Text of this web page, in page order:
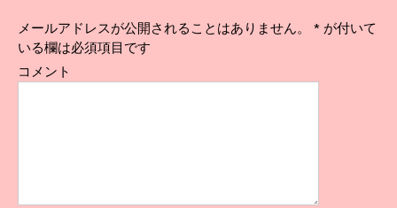
メールアドレスが公開されることはありません。 * が付いて
いる欄は必須項目です
コメント